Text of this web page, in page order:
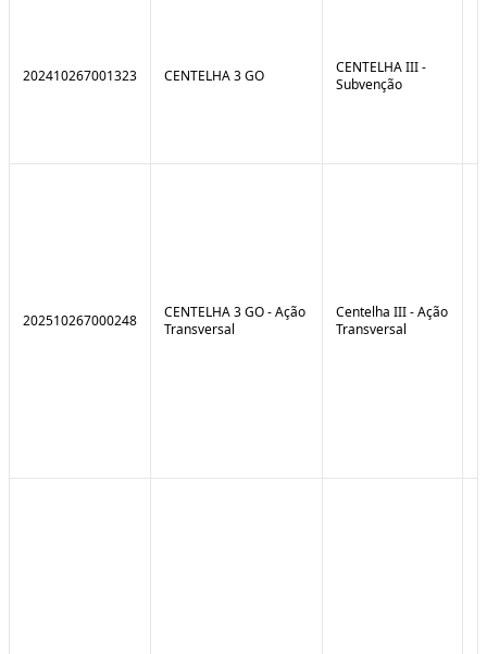
202410267001323 CENTELHA 3 GO
CENTELHA III -
Subvenção
202510267000248
CENTELHA 3 GO - Ação
Transversal
Centelha III - Ação
Transversal